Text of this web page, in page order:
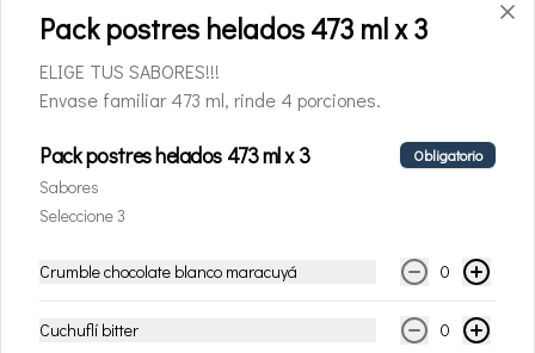
$24.000
Conócenos
Pack postres helados 473 ml x 3
ELIGE TUS SABORES!!!
Envase familiar 473 ml, rinde 4 porciones.
Pack postres helados 473 ml x 3 Obligatorio
Sabores
Seleccione 3
Crumble chocolate blanco maracuyá 0
Cuchuflí bitter 0